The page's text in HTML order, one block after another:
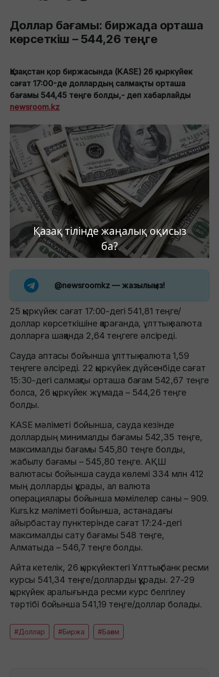
Қазақ тілінде жаңалық оқисыз
ба?
Доллар бағамы: биржада орташа
көрсеткіш – 544,26 теңге
Қазақстан қор биржасында (KASE) 26 қыркүйек
сағат 17:00-де доллардың салмақты орташа
бағамы 544,45 теңге болды,- деп хабарлайды
newsroom.kz
@newsroomkz — жазылыңыз!
25 қыркүйек сағат 17:00-дегі 541,81 теңге/
доллар көрсеткішіне қарағанда, ұлттық валюта
долларға шаққанда 2,64 теңгеге әлсіреді.
Сауда аптасы бойынша ұлттық валюта 1,59
теңгеге әлсіреді. 22 қыркүйек дүйсенбіде сағат
15:30-дегі салмақты орташа бағам 542,67 теңге
болса, 26 қыркүйек жұмада – 544,26 теңге
болды.
KASE мәліметі бойынша, сауда кезінде
доллардың минималды бағамы 542,35 теңге,
максималды бағамы 545,80 теңге болды,
жабылу бағамы – 545,80 теңге. АҚШ
валютасы бойынша сауда көлемі 334 млн 412
мың долларды құрады, ал валюта
операциялары бойынша мәмілелер саны – 909.
Kurs.kz мәліметі бойынша, астанадағы
айырбастау пунктерінде сағат 17:24-дегі
максималды сату бағамы 548 теңге,
Алматыда – 546,7 теңге болды.
Айта кетелік, 26 қыркүйектегі Ұлттық банк ресми
курсы 541,34 теңге/долларды құрады. 27-29
қыркүйек аралығында ресми курс белгілеу
тәртібі бойынша 541,19 теңге/доллар болады.
#Доллар #Биржа #Бағам